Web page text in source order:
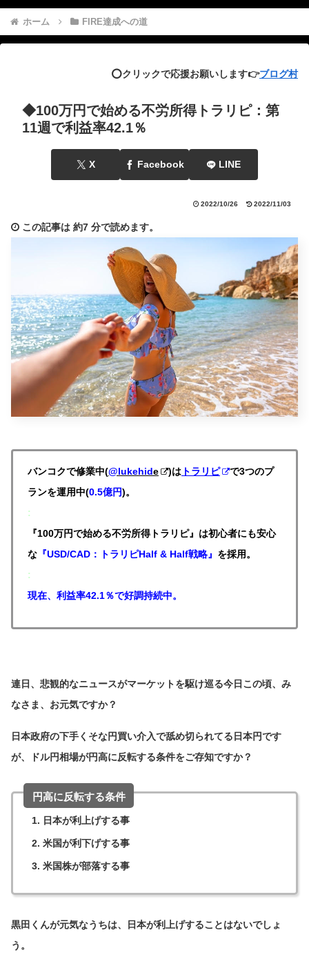
ホーム FIRE達成への道
⭕️クリックで応援お願いします👉ブログ村
◆100万円で始める不労所得トラリピ：第
11週で利益率42.1％
X Facebook LINE
2022/10/26 2022/11/03
この記事は 約7 分で読めます。
バンコクで修業中(@lukehide )は トラリピ
で3つのプ
ランを運用中(0.5億円)。
:
『100万円で始める不労所得トラリピ』は初心者にも安心
な 『USD/CAD：トラリピHalf & Half戦略』 を採用。
:
現在、利益率42.1％で好調持続中。
連日、悲観的なニュースがマーケットを駆け巡る今日この頃、み
なさま、お元気ですか？
日本政府の下手くそな円買い介入で舐め切られてる日本円です
が、ドル円相場が円高に反転する条件をご存知ですか？
円高に反転する条件
日本が利上げする事
米国が利下げする事
米国株が部落する事
黒田くんが元気なうちは、日本が利上げすることはないでしょ
う。